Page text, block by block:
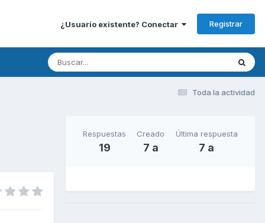
¿Usuario existente? Conectar Registrar
Toda la actividad
Respuestas
19
Creado
7 a
Última respuesta
7 a